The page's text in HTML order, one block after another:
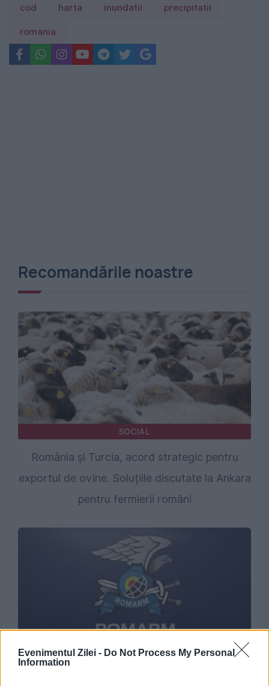
Evenimentul Zilei - Do Not Process My Personal
Information
cod harta inundatii precipitatii
romania
Recomandările noastre
SOCIAL
România și Turcia, acord strategic pentru
exportul de ovine. Soluțiile discutate la Ankara
pentru fermierii români
SOCIAL